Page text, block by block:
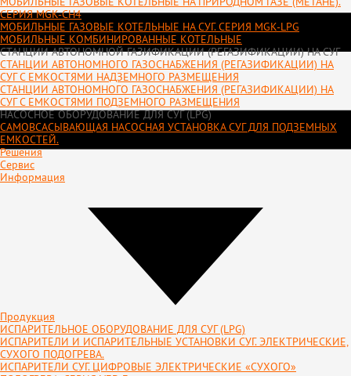
Продукция
ИСПАРИТЕЛЬНОЕ ОБОРУДОВАНИЕ ДЛЯ СУГ (LPG)
ИСПАРИТЕЛИ И ИСПАРИТЕЛЬНЫЕ УСТАНОВКИ СУГ. ЭЛЕКТРИЧЕСКИЕ,
СУХОГО ПОДОГРЕВА.
ИСПАРИТЕЛИ СУГ. ЦИФРОВЫЕ ЭЛЕКТРИЧЕСКИЕ «СУХОГО»
СЕРИЯ MGK-CH4
МОБИЛЬНЫЕ ГАЗОВЫЕ КОТЕЛЬНЫЕ НА СУГ. СЕРИЯ MGK-LPG
МОБИЛЬНЫЕ КОМБИНИРОВАННЫЕ КОТЕЛЬНЫЕ
СТАНЦИИ АВТОНОМНОЙ ГАЗИФИКАЦИИ (РЕГАЗИФИКАЦИИ) НА СУГ
СТАНЦИИ АВТОНОМНОГО ГАЗОСНАБЖЕНИЯ (РЕГАЗИФИКАЦИИ) НА
СУГ С ЕМКОСТЯМИ НАДЗЕМНОГО РАЗМЕЩЕНИЯ
СТАНЦИИ АВТОНОМНОГО ГАЗОСНАБЖЕНИЯ (РЕГАЗИФИКАЦИИ) НА
СУГ С ЕМКОСТЯМИ ПОДЗЕМНОГО РАЗМЕЩЕНИЯ
НАСОСНОЕ ОБОРУДОВАНИЕ ДЛЯ СУГ (LPG)
САМОВСАСЫВАЮЩАЯ НАСОСНАЯ УСТАНОВКА СУГ ДЛЯ ПОДЗЕМНЫХ
ЕМКОСТЕЙ.
Решения
Сервис
Информация